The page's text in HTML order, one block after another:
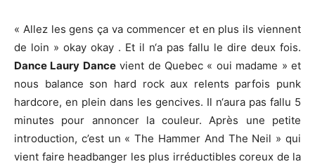
« Allez les gens ça va commencer et en plus ils viennent
de loin » okay okay . Et il n‘a pas fallu le dire deux fois.
Dance Laury Dancevient de Quebec « oui madame » et
nous balance son hard rock aux relents parfois punk
hardcore, en plein dans les gencives. Il n‘aura pas fallu 5
minutes pour annoncer la couleur. Après une petite
introduction, c’est un « The Hammer And The Neil » qui
vient faire headbanger les plus irréductibles coreux de la